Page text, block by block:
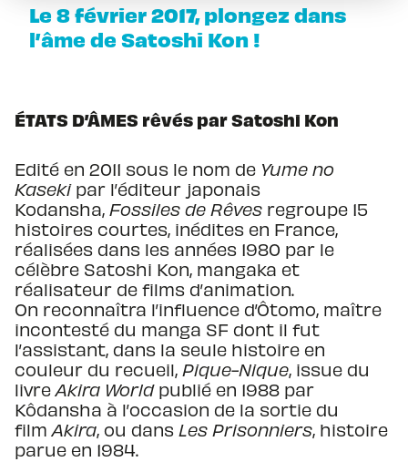
Le 8 février 2017, plongez dans
l’âme de Satoshi Kon !
ÉTATS D’ÂMES rêvés par Satoshi Kon
Edité en 2011 sous le nom de Yume no
Kasekipar l’éditeur japonais
Kodansha, Fossiles de Rêves regroupe 15
histoires courtes, inédites en France,
réalisées dans les années 1980 par le
célèbre Satoshi Kon, mangaka et
réalisateur de films d’animation.
On reconnaîtra l’influence d’Ôtomo, maître
incontesté du manga SF dont il fut
l’assistant, dans la seule histoire en
couleur du recueil, Pique-Nique, issue du
livreAkira Worldpublié en 1988 par
Kôdansha à l’occasion de la sortie du
filmAkira, ou dans Les Prisonniers, histoire
parue en 1984.